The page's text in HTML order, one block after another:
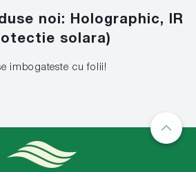
noi: Holographic, IR
solara)
imbogateste cu folii!